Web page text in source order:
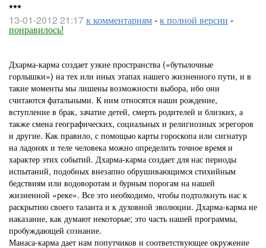
***
13-01-2012 21:17к комментариям-к полной версии -
понравилось!
Дхарма-карма создает узкие пространства («бутылочные
горлышки») на тех или иных этапах нашего жизненного пути, и в
такие моменты мы лишены возможности выбора, ибо они
считаются фатальными. К ним относятся наши рождение,
вступление в брак, зачатие детей, смерть родителей и близких, а
также смена географических, социальных и религиозных эгрегоров
и другие. Как правило, с помощью карты гороскопа или сигнатур
на ладонях и теле человека можно определить точное время и
характер этих событий. Дхарма-карма создает для нас периоды
испытаний, подобных внезапно обрушивающимся стихийным
бедствиям или водоворотам и бурным порогам на нашей
жизненной «реке». Все это необходимо, чтобы подтолкнуть нас к
раскрытию своего таланта и к духовной эволюции. Дхарма-карма не
наказание, как думают некоторые; это часть нашей программы,
пробуждающей сознание.
Манаса-карма дает нам попутчиков и соответствующее окружение